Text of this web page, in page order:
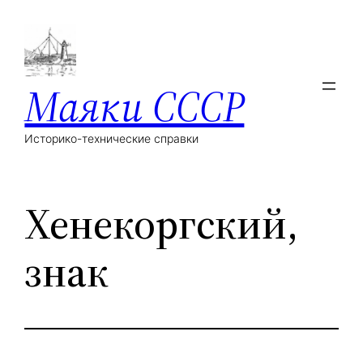
Маяки СССР
Историко-технические справки
Хенекоргский,
знак